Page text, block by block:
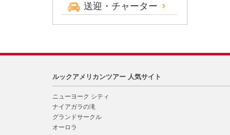
送迎・チャーター
ルックアメリカンツアー 人気サイト
ニューヨーク シティ
ナイアガラの滝
グランドサークル
オーロラ